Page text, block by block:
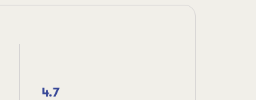
4.7